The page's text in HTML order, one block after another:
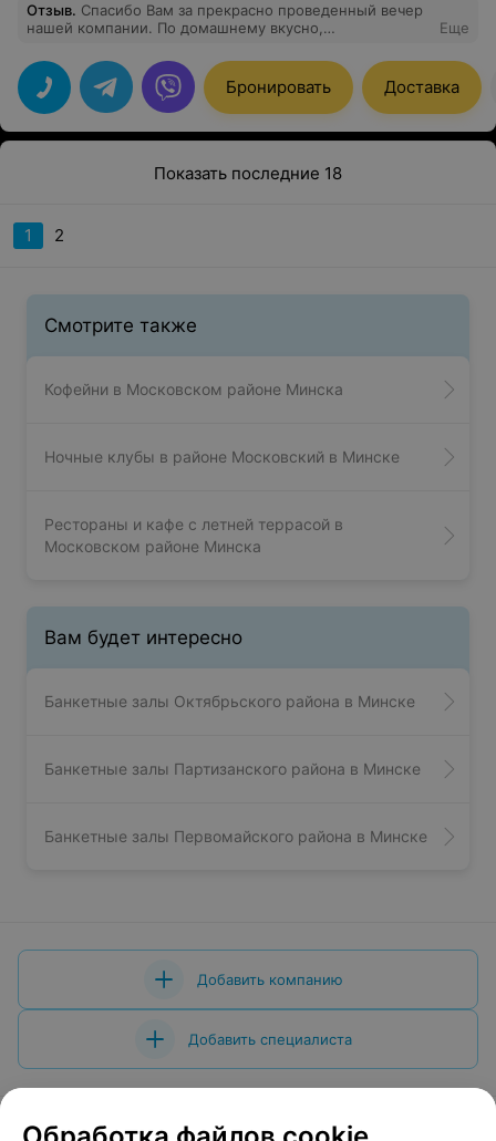
Отзыв. Спасибо Вам за прекрасно проведенный вечер
нашей компании. По домашнему вкусно,
Побольше бы таких заведений в Минске. Рекомендуем
к посещению!
Еще
Бронировать Доставка
Показать последние 18
1 2
Смотрите также
Кофейни в Московском районе Минска
Ночные клубы в районе Московский в Минске
Рестораны и кафе с летней террасой в
Московском районе Минска
Вам будет интересно
Банкетные залы Октябрьского района в Минске
Банкетные залы Партизанского района в Минске
Банкетные залы Первомайского района в Минске
Добавить компанию
Добавить специалиста